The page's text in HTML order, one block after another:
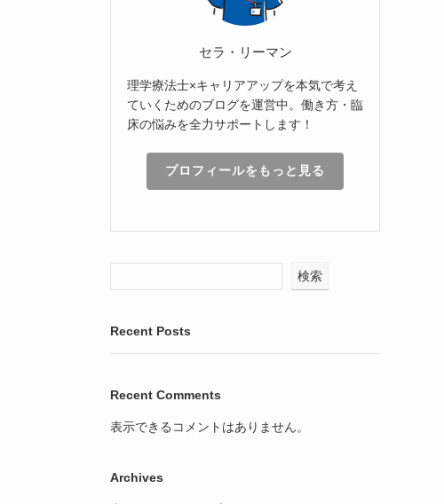
セラ・リーマン
理学療法士×キャリアアップを本気で考え
ていくためのブログを運営中。働き方・臨
床の悩みを全力サポートします！
プロフィールをもっと見る
検索
Recent Posts
Recent Comments
表示できるコメントはありません。
Archives